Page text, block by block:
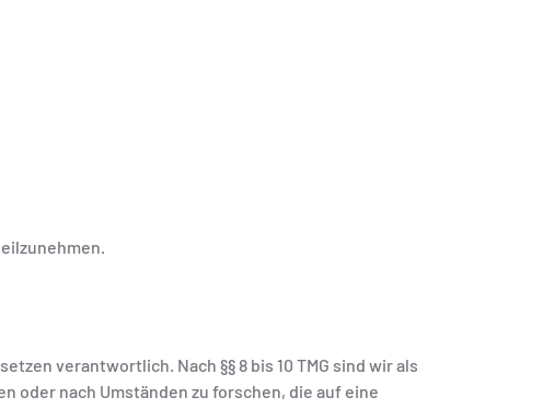
verantwortlich. Nach §§ 8 bis 10 TMG sind wir als
nach Umständen zu forschen, die auf eine